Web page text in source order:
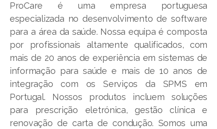
ProCare é uma empresa portuguesa
especializada no desenvolvimento de software
para a área da saúde. Nossa equipa é composta
por profissionais altamente qualificados, com
mais de 20 anos de experiência em sistemas de
informação para saúde e mais de 10 anos de
integração com os Serviços da SPMS em
Portugal. Nossos produtos incluem soluções
para prescrição eletrónica, gestão clínica e
renovação de carta de condução. Somos uma